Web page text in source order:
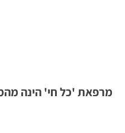
מרפאת 'כל חי' הינה